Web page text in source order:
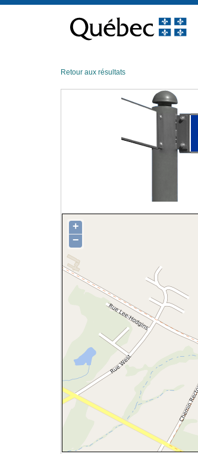
contenu
Retour aux résultats
+
−